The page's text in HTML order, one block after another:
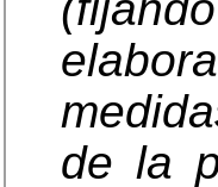
de la